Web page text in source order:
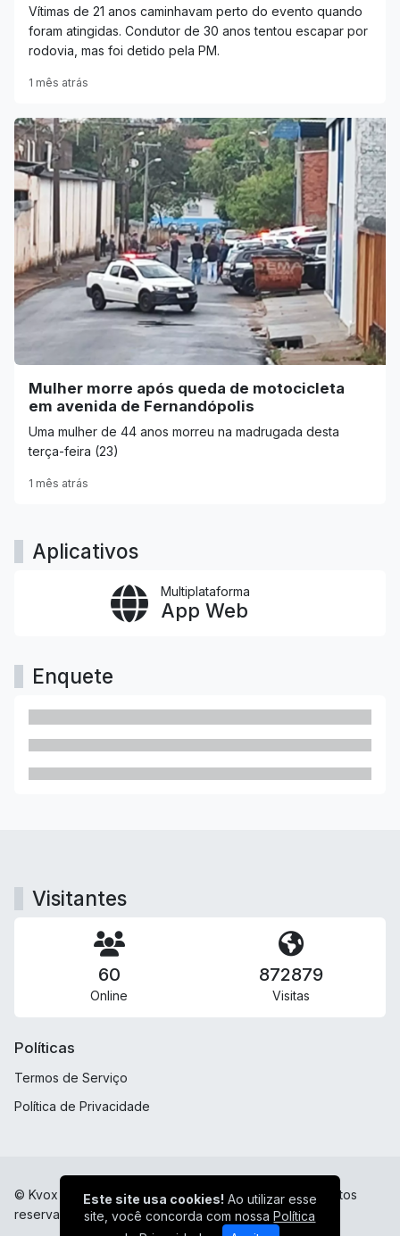
Vítimas de 21 anos caminhavam perto do evento quando
foram atingidas. Condutor de 30 anos tentou escapar por
rodovia, mas foi detido pela PM.
1 mês atrás
Mulher morre após queda de motocicleta
em avenida de Fernandópolis
Uma mulher de 44 anos morreu na madrugada desta
terça-feira (23)
1 mês atrás
Aplicativos
Multiplataforma
App Web
Enquete
Visitantes
60
Online
872879
Visitas
Políticas
Termos de Serviço
Política de Privacidade
© Kvox Digital - Apaixonada por você! - Todos os direitos
reservados.
Este site usa cookies! Ao utilizar esse
site, você concorda com nossaPolítica